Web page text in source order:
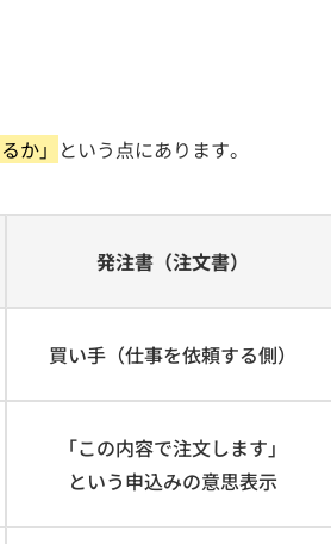
か」 という点にあります。
発注書（注文書）
買い手（仕事を依頼する側）
「この内容で注文します」
という申込みの意思表示